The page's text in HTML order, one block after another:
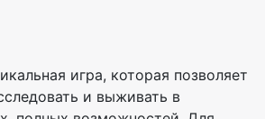
игра, которая позволяет
и выживать в